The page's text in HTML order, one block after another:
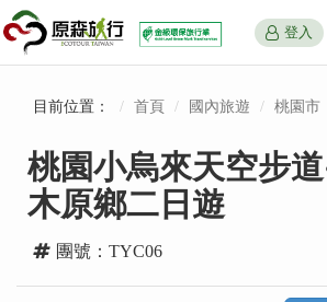
登入
目前位置： 首頁 國內旅遊 桃園市
桃園小烏來天空步
木原鄉二日遊
團號：TYC06